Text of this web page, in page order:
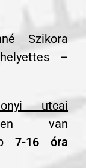
Szikora
helyettes –
utcai
van
7-16 óra